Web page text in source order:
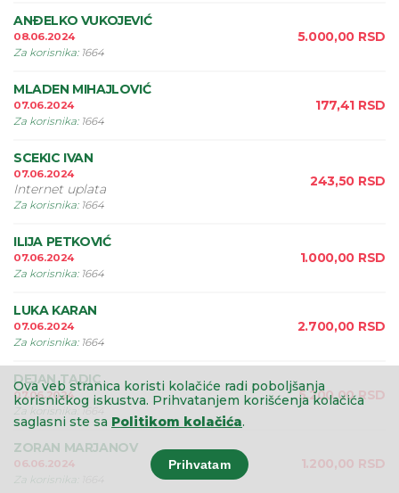
ANÐELKO VUKOJEVIĆ
08.06.2024
Za korisnika: 1664
5.000,00 RSD
MLADEN MIHAJLOVIĆ
07.06.2024
Za korisnika: 1664
177,41 RSD
SCEKIC IVAN
07.06.2024
Internet uplata
Za korisnika: 1664
243,50 RSD
ILIJA PETKOVIĆ
07.06.2024
Za korisnika: 1664
1.000,00 RSD
LUKA KARAN
07.06.2024
Za korisnika: 1664
2.700,00 RSD
DEJAN TADIC
07.06.2024
Za korisnika 1664
5.200,00 RSD
ZORAN MARJANOV
06.06.2024
Za korisnika
1.200,00 RSD
Ova veb stranica koristi kolačiće radi poboljšanja
korisničkog iskustva. Prihvatanjem korišćenja kolačića
saglasni ste sa Politikom kolačića.
Prihvatam